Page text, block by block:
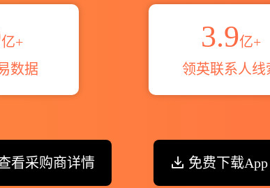
亿+
数据
3.9亿+
领英联系人线
看采购商详情 免费下载App